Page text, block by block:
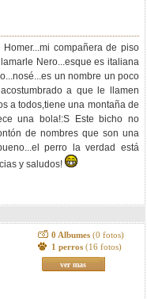
compañera de piso
Nero...esque es italiana
un nombre un poco
a que le llamen
a todos,tiene una montaña de
una bola!:S Este bicho no
de nombres que son una
perro la verdad está
y saludos!
0 Albumes (0 fotos)
1 perros (16 fotos)
ver mas